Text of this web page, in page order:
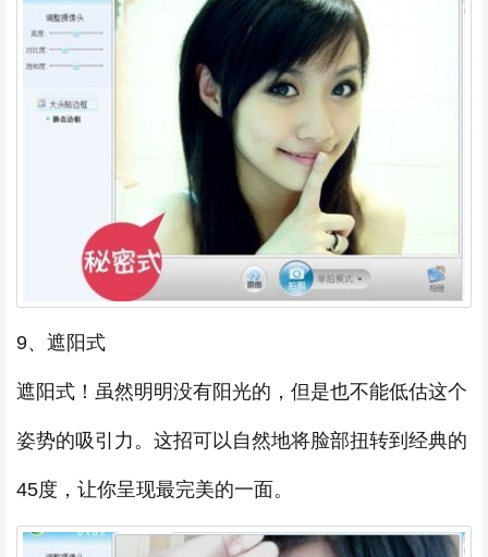
9、遮阳式
遮阳式！虽然明明没有阳光的，但是也不能低估这个
姿势的吸引力。这招可以自然地将脸部扭转到经典的
45度，让你呈现最完美的一面。